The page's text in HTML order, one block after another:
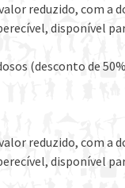
reduzido, com a
disponível
(desconto de
reduzido, com a
disponível